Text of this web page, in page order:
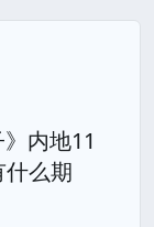
内地11
什么期